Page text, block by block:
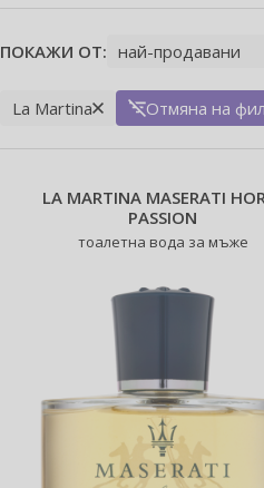
ПОКАЖИ ОТ:
La Martina Отмяна на
LA MARTINA MASERATI
PASSION
тоалетна вода за мъже